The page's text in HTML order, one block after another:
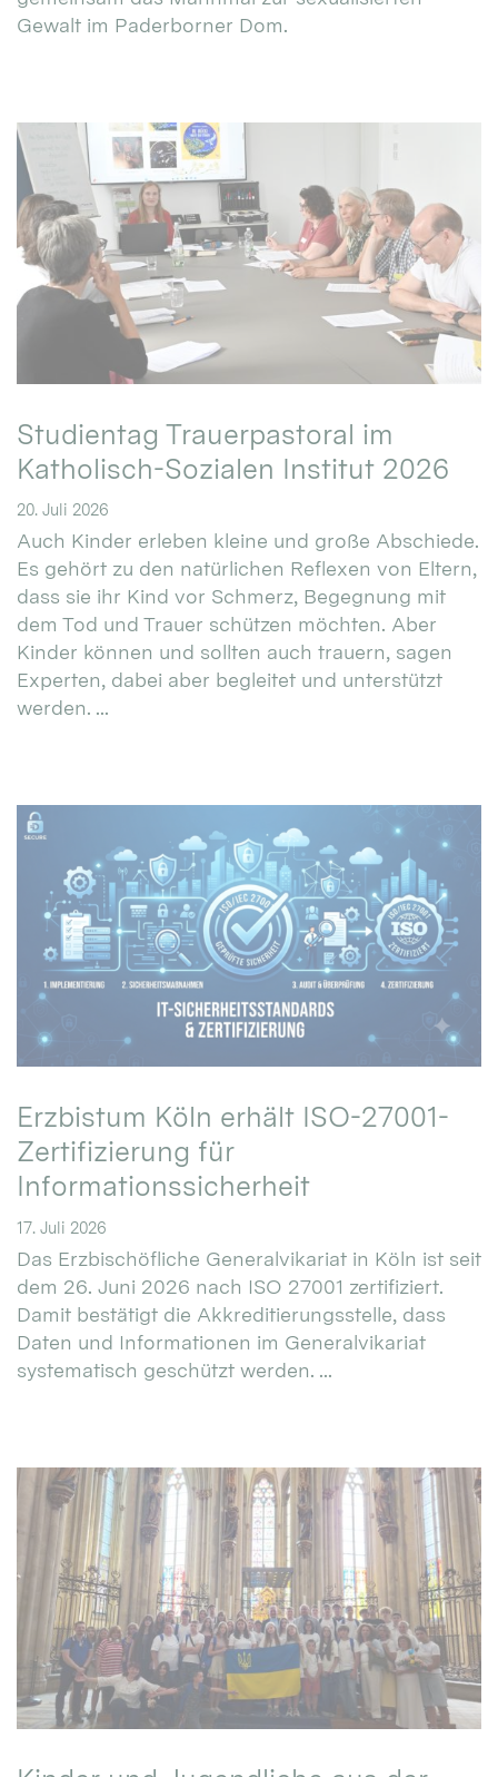
Gewalt im Paderborner Dom.
Studientag Trauerpastoral im
Katholisch-Sozialen Institut 2026
20. Juli 2026
Auch Kinder erleben kleine und große Abschiede.
Es gehört zu den natürlichen Reflexen von Eltern,
dass sie ihr Kind vor Schmerz, Begegnung mit
dem Tod und Trauer schützen möchten. Aber
Kinder können und sollten auch trauern, sagen
Experten, dabei aber begleitet und unterstützt
werden. ...
Erzbistum Köln erhält ISO-27001-
Zertifizierung für
Informationssicherheit
17. Juli 2026
Das Erzbischöfliche Generalvikariat in Köln ist seit
dem 26. Juni 2026 nach ISO 27001 zertifiziert.
Damit bestätigt die Akkreditierungsstelle, dass
Daten und Informationen im Generalvikariat
systematisch geschützt werden. ...